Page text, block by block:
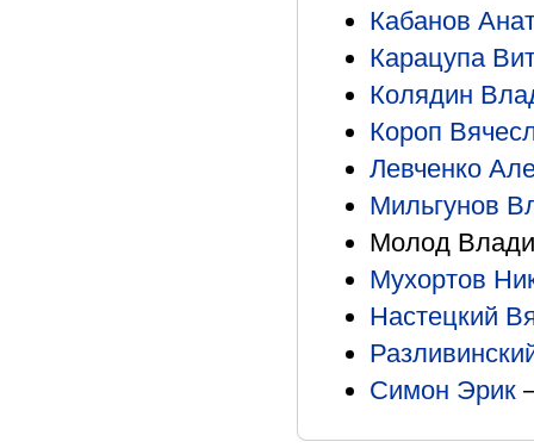
Кабанов
Карацупа
Колядин
Короп
Левченко
Мильгунов
Молод
Мухортов
Настецкий
Симон Эрик